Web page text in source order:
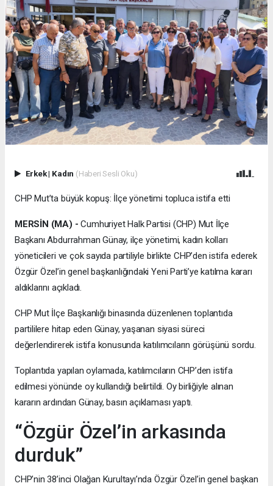
Erkek| Kadın (Haberi Sesli Oku)
CHP Mut’ta büyük kopuş: İlçe yönetimi topluca istifa etti
MERSİN (MA) - Cumhuriyet Halk Partisi (CHP) Mut İlçe
Başkanı Abdurrahman Günay, ilçe yönetimi, kadın kolları
yöneticileri ve çok sayıda partiliyle birlikte CHP’den istifa ederek
Özgür Özel’in genel başkanlığındaki Yeni Parti’ye katılma kararı
aldıklarını açıkladı.
CHP Mut İlçe Başkanlığı binasında düzenlenen toplantıda
partililere hitap eden Günay, yaşanan siyasi süreci
değerlendirerek istifa konusunda katılımcıların görüşünü sordu.
Toplantıda yapılan oylamada, katılımcıların CHP’den istifa
edilmesi yönünde oy kullandığı belirtildi. Oy birliğiyle alınan
kararın ardından Günay, basın açıklaması yaptı.
“Özgür Özel’in arkasında
durduk”
CHP’nin 38’inci Olağan Kurultayı’nda Özgür Özel’in genel başkan